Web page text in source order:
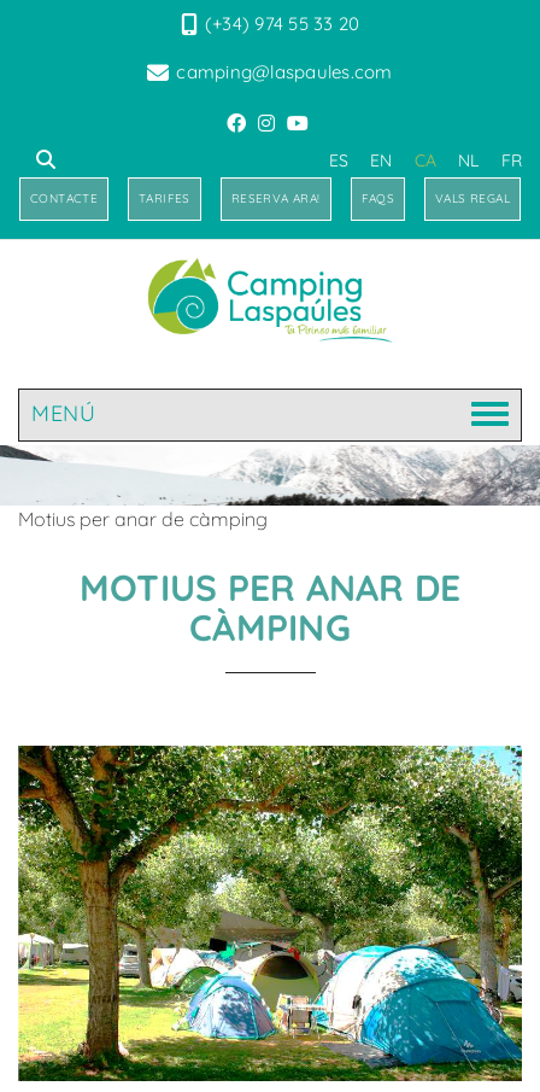
(+34) 974 55 33 20
camping@laspaules.com
ES EN CA NL FR
CONTACTE TARIFES RESERVA ARA! FAQS VALS REGAL
MENÚ
Motius per anar de càmping
MOTIUS PER ANAR DE
CÀMPING